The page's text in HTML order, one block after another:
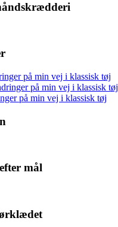
på min vej i klassisk tøj
på min vej i klassisk tøj
på min vej i klassisk tøj
mål